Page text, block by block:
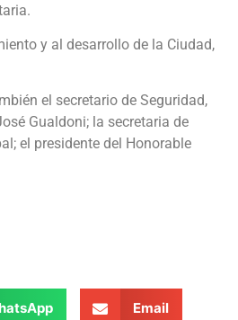
y al desarrollo de la Ciudad,
el secretario de Seguridad,
Gualdoni; la secretaria de
el presidente del Honorable
Email